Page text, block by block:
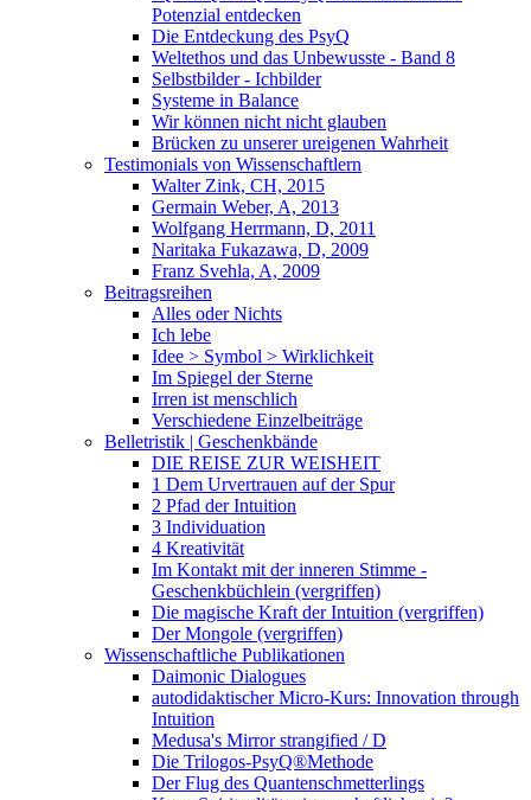
Potenzial entdecken
Die Entdeckung des PsyQ
Weltethos und das Unbewusste - Band 8
Selbstbilder - Ichbilder
Systeme in Balance
Wir können nicht nicht glauben
Brücken zu unserer ureigenen Wahrheit
Testimonials von Wissenschaftlern
Walter Zink, CH, 2015
Germain Weber, A, 2013
Wolfgang Herrmann, D, 2011
Naritaka Fukazawa, D, 2009
Franz Svehla, A, 2009
Beitragsreihen
Alles oder Nichts
Ich lebe
Idee > Symbol > Wirklichkeit
Im Spiegel der Sterne
Irren ist menschlich
Verschiedene Einzelbeiträge
Belletristik | Geschenkbände
DIE REISE ZUR WEISHEIT
1 Dem Urvertrauen auf der Spur
2 Pfad der Intuition
3 Individuation
4 Kreativität
Im Kontakt mit der inneren Stimme -
Geschenkbüchlein (vergriffen)
Die magische Kraft der Intuition (vergriffen)
Der Mongole (vergriffen)
Wissenschaftliche Publikationen
Daimonic Dialogues
autodidaktischer Micro-Kurs: Innovation through
Intuition
Medusa's Mirror strangified / D
Die Trilogos-PsyQ®Methode
Der Flug des Quantenschmetterlings